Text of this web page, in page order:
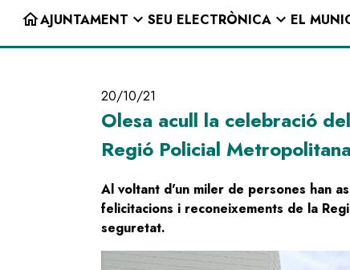
Navegació
INICI
homeAJUNTAMENT expand_more SEU ELECTRÒNICAexpand_more EL
20/10/21
Olesa acull la celebració
Regió Policial
Al voltant d'un miler de persones han
felicitacions i reconeixements de la
seguretat.
Image